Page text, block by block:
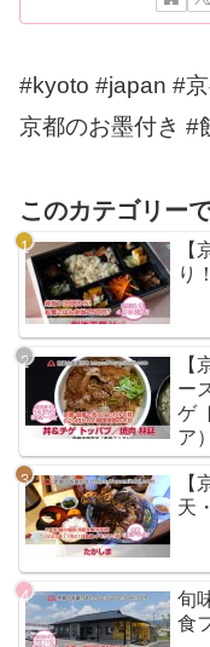
#kyoto #japan #
京都のお墨付き #
このカテゴリー
【
り
ー
ゲ
ア
天
旬
食